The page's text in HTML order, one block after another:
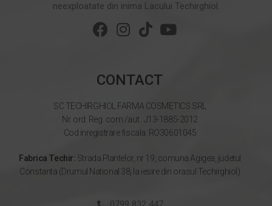
neexploatate din inima Lacului Techirghiol.
CONTACT
SC TECHIRGHIOL FARMA COSMETICS SRL
Nr. ord. Reg. com./aut.: J13-1885-2012
Cod inregistrare fiscala: RO30601045
Fabrica Techir: Strada Plantelor, nr 19, comuna Agigea, judetul
Constanta (Drumul National 38, la iesire din orasul Techirghiol)